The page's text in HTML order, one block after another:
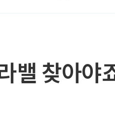
밸 찾아야